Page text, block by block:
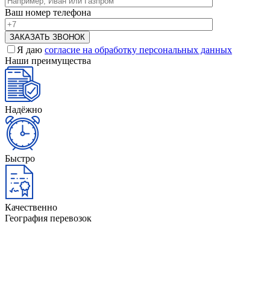
Ваш номер телефона
Я даю согласие на обработку персональных данных
Наши преимущества
Надёжно
Быстро
Качественно
География перевозок